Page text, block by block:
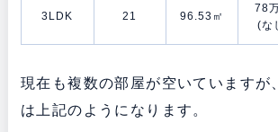
3LDK 21 96.53㎡
78
(な
現在も複数の部屋が空いていますが
は上記のようになります。